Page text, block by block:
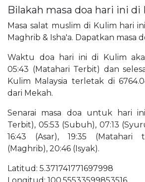
Bilakah masa doa hari ini di
Masa salat muslim di Kulim hari
Maghrib & Isha'a. Dapatkan masa
Waktu doa hari ini di Kulim
05:43 (Matahari Terbit) dan
Kulim Malaysia terletak di
dari Mekah.
Senarai masa doa untuk hari
Terbit), 05:53 (Subuh), 07:13
16:43 (Asar), 19:35 (Matahari
(Maghrib), 20:46 (Isyak).
Latitud: 5.371741771697998